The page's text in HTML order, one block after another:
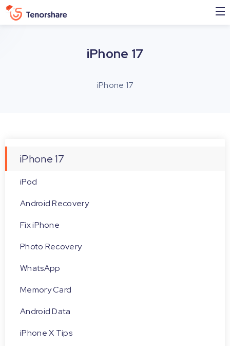
iPhone 17
iPhone 17
iPhone 17
iPod
Android Recovery
Fix iPhone
Photo Recovery
WhatsApp
Memory Card
Android Data
iPhone X Tips